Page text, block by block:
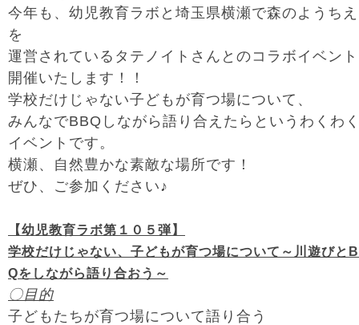
今年も、幼児教育ラボと埼玉県横瀬で森のようち
を
運営されているタテノイトさんとのコラボイベン
開催いたします！！
学校だけじゃない子どもが育つ場について、
みんなでBBQしながら語り合えたらというわくわ
イベントです。
横瀬、自然豊かな素敵な場所です！
ぜひ、ご参加ください♪
【幼児教育ラボ第１０５弾】
学校だけじゃない、子どもが育つ場について～川遊びと
Qをしながら語り合おう～
〇目的
子どもたちが育つ場について語り合う